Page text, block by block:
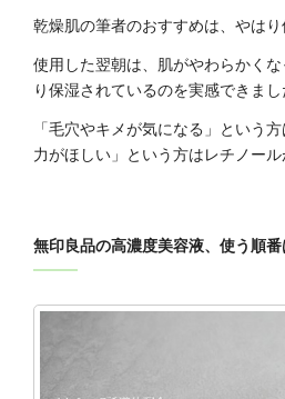
乾燥肌の筆者のおすすめは、やはり
使用した翌朝は、肌がやわらかく
り保湿されているのを実感できまし
「毛穴やキメが気になる」という
力がほしい」という方はレチノール
無印良品の高濃度美容液、使う順番